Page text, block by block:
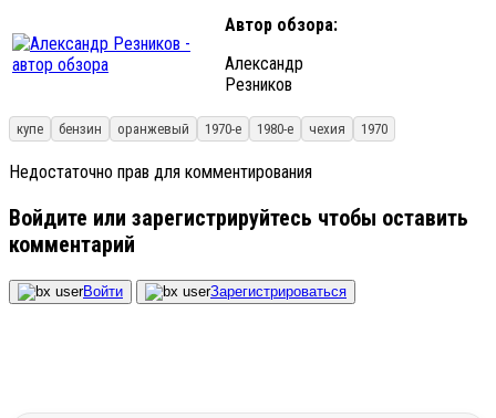
Автор обзора:
Александр
Резников
купе бензин оранжевый 1970-е 1980-е чехия 1970
Недостаточно прав для комментирования
Войдите или зарегистрируйтесь чтобы оставить
комментарий
Войти Зарегистрироваться